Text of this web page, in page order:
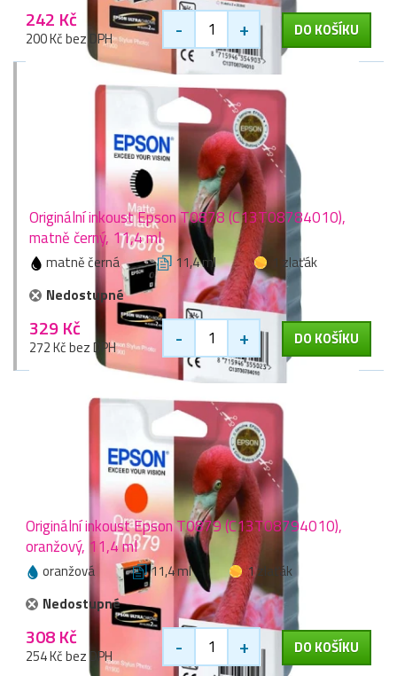
242 Kč
200 Kč bez DPH - + DO KOŠÍKU
Originální inkoust Epson T0878 (C13T08784010),
matně černý, 11,4 ml
matně černá 11,4 ml
1 zlaťák
Nedostupné
329 Kč
272 Kč bez DPH - + DO KOŠÍKU
Originální inkoust Epson T0879 (C13T08794010),
oranžový, 11,4 ml
oranžová 11,4 ml
1 zlaťák
Nedostupné
308 Kč
254 Kč bez DPH - + DO KOŠÍKU